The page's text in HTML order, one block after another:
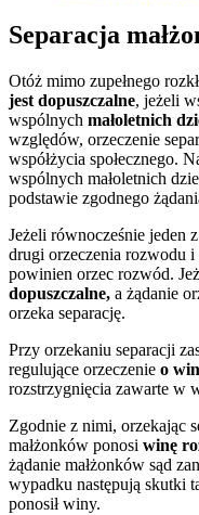
Separacja
Otóż mimo zupełnego
jest dopuszczalne, jeżeli
wspólnych małoletnich
względów, orzeczenie
współżycia społecznego.
wspólnych małoletnich
podstawie zgodnego
Jeżeli równocześnie jeden
drugi orzeczenia rozwodu i
powinien orzec rozwód.
dopuszczalne, a żądanie
orzeka separację.
Przy orzekaniu separacji
regulujące orzeczenie o
rozstrzygnięcia zawarte w
Zgodnie z nimi, orzekając
małżonków ponosi winę
żądanie małżonków sąd
wypadku następują skutki
ponosił winy.